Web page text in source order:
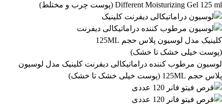
رژ لب مدادی لچیک
Different Moisturizing Gel 125 ml (پوست چرب و مختلط)
لوسیون مرطوب کننده دراماتیکالی دیفرنت کلینیک مدل لوسیون
پلاس حجم 125ML (پوست خیلی خشک تا خشک)